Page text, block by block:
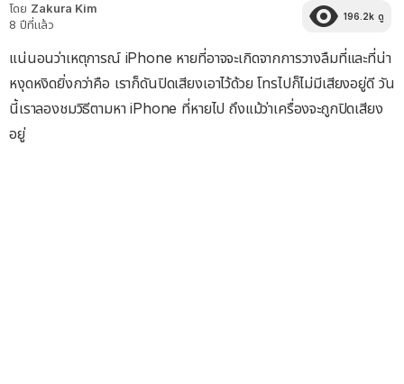
โดย Zakura Kim
8 ปีที่แล้ว
196.2k ดู
แน่นอนว่าเหตุการณ์ iPhone หายที่อาจจะเกิดจากการวางลืมที่และที่น่า
หงุดหงิดยิ่งกว่าคือ เราก็ดันปิดเสียงเอาไว้ด้วย โทรไปก็ไม่มีเสียงอยู่ดี วัน
นี้เราลองชมวิธีตามหา iPhone ที่หายไป ถึงแม้ว่าเครื่องจะถูกปิดเสียง
อยู่